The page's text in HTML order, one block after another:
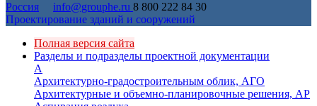
Россия info@grouphe.ru 8 800 222 84 30
Проектирование зданий и сооружений
Полная версия сайта
Разделы и подразделы проектной документации
А
Архитектурно-градостроительным облик, АГО
Архитектурные и объемно-планировочные решения, АР